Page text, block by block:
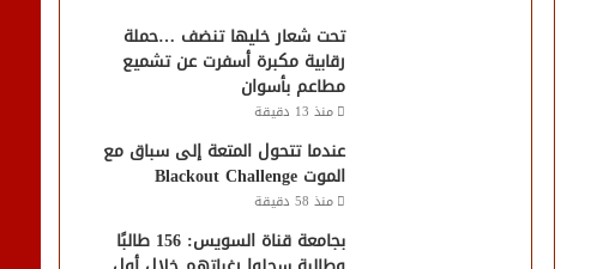
تحت شعار خليها تنضف …حملة
رقابية مكبرة أسفرت عن تشميع
مطاعم بأسوان
منذ 13 دقيقة
عندما تتحول المتعة إلى سباق مع
الموت Blackout Challenge
منذ 58 دقيقة
بجامعة قناة السويس: 156 طالبًا